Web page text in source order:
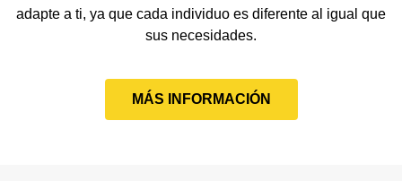
adapte a ti, ya que cada individuo es diferente al igual que
sus necesidades.
MÁS INFORMACIÓN